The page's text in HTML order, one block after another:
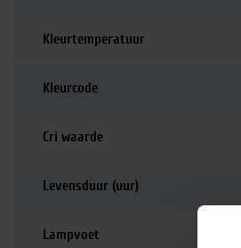
Kleurtemperatuur
Kleurcode
Cri waarde
Levensduur (uur)
Lampvoet